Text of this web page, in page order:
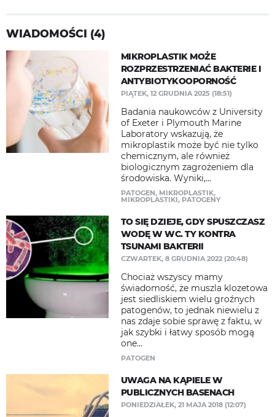
WIADOMOŚCI (4)
MIKROPLASTIK MOŻE
ROZPRZESTRZENIAĆ BAKTERIE I
ANTYBIOTYKOOPORNOŚĆ
PIĄTEK, 12 GRUDNIA 2025 (18:51)
Badania naukowców z University
of Exeter i Plymouth Marine
Laboratory wskazują, że
mikroplastik może być nie tylko
chemicznym, ale również
biologicznym zagrożeniem dla
środowiska. Wyniki,...
PATOGEN, MIKROPLASTIK,
MIKROPLASTIKI, PATOGENY
TO SIĘ DZIEJE, GDY SPUSZCZASZ
WODĘ W WC. TY KONTRA
TSUNAMI BAKTERII
CZWARTEK, 8 GRUDNIA 2022 (20:48)
Chociaż wszyscy mamy
świadomość, że muszla klozetowa
jest siedliskiem wielu groźnych
patogenów, to jednak niewielu z
nas zdaje sobie sprawę z faktu, w
jak szybki i łatwy sposób mogą
one...
PATOGEN
UWAGA NA KĄPIELE W
PUBLICZNYCH BASENACH
PONIEDZIAŁEK, 21 MAJA 2018 (12:07)